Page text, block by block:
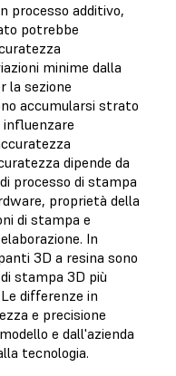
processo additivo,
potrebbe
minime dalla
la sezione
accumularsi strato
dipende da
processo di stampa
proprietà della
di stampa e
In
3D a resina sono
stampa 3D più
differenze in
e precisione
e dall'azienda
tecnologia.